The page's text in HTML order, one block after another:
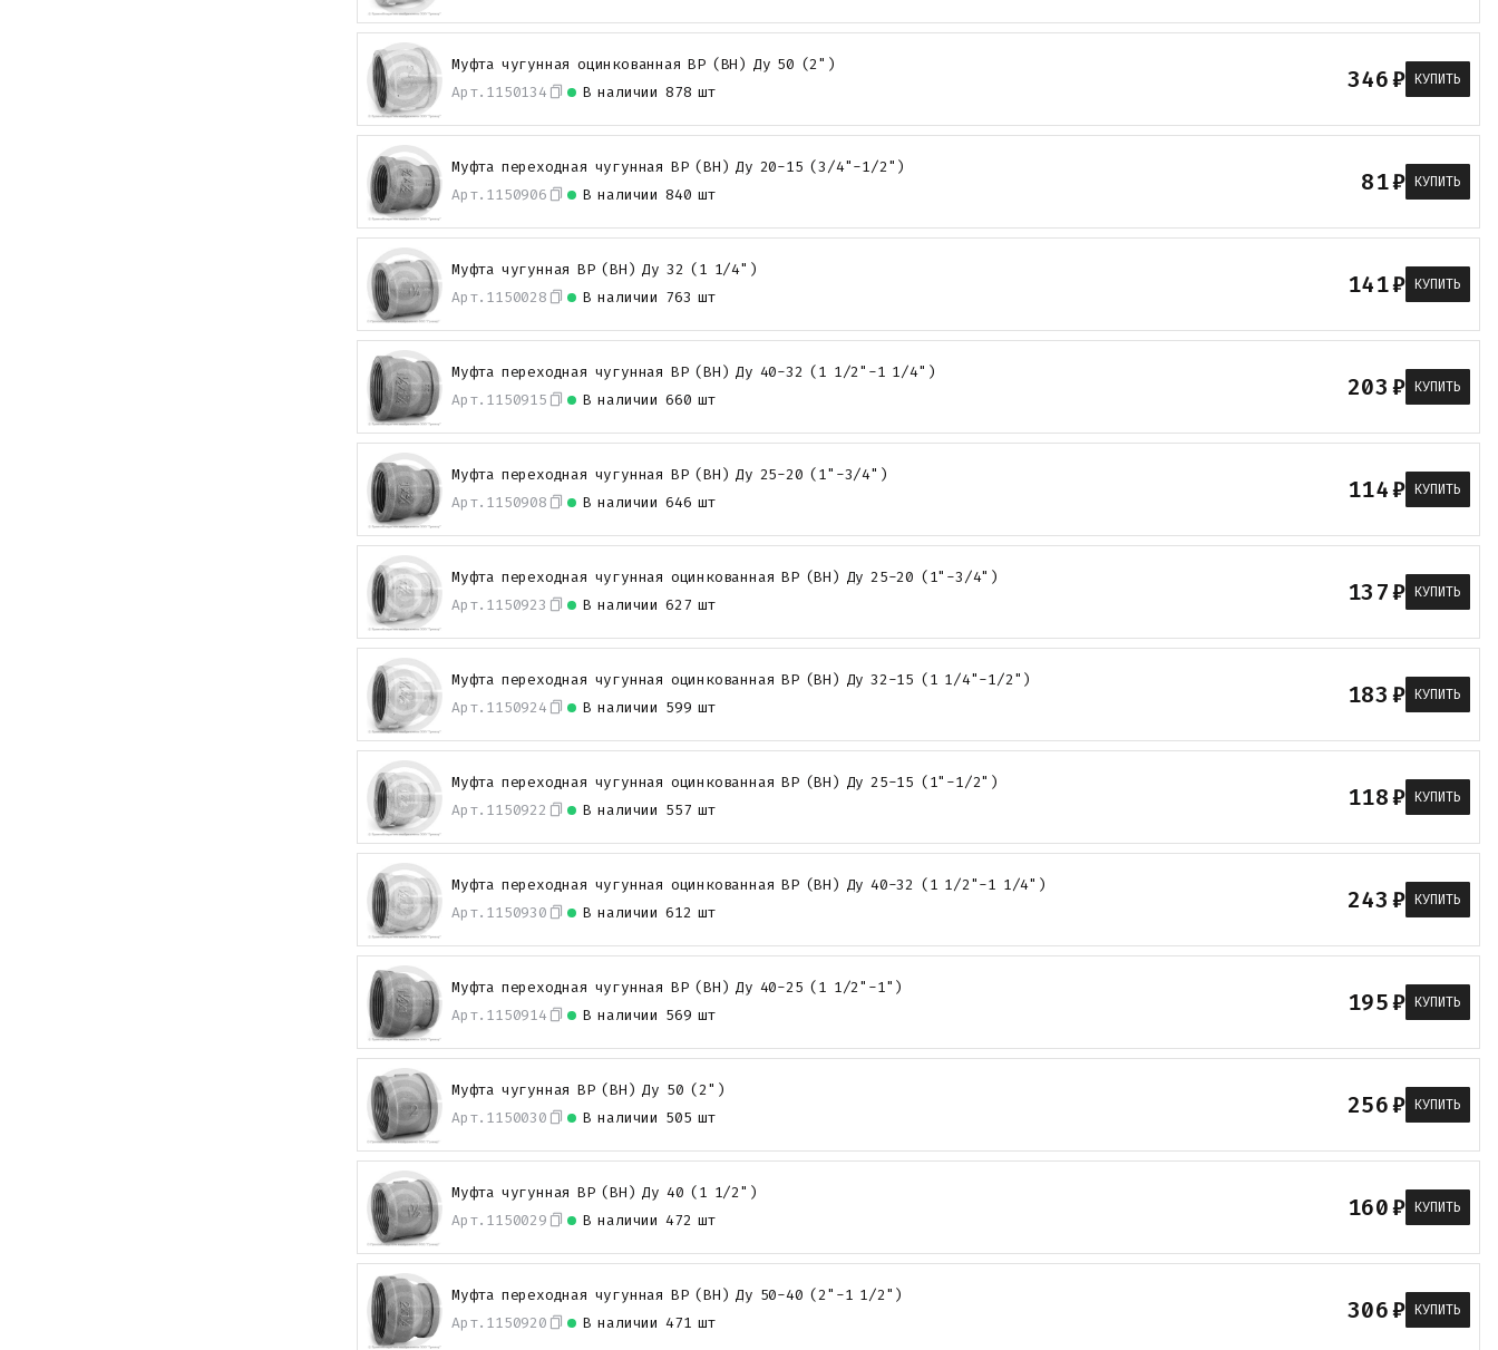
Арт. 1150134 В наличии 878 шт
Муфта чугунная оцинкованная ВР (ВН) Ду 50 (2")
346₽ КУПИТЬ
Арт. 1150906 В наличии 840 шт
Муфта переходная чугунная ВР (ВН) Ду 20-15 (3/4"-1/2")
81₽ КУПИТЬ
Арт. 1150028 В наличии 763 шт
Муфта чугунная ВР (ВН) Ду 32 (1 1/4")
141₽ КУПИТЬ
Арт. 1150915 В наличии 660 шт
Муфта переходная чугунная ВР (ВН) Ду 40-32 (1 1/2"-1 1/4")
203₽ КУПИТЬ
Арт. 1150908 В наличии 646 шт
Муфта переходная чугунная ВР (ВН) Ду 25-20 (1"-3/4")
114₽ КУПИТЬ
Арт. 1150923 В наличии 627 шт
Муфта переходная чугунная оцинкованная ВР (ВН) Ду 25-20 (1"-3/4")
137₽ КУПИТЬ
Арт. 1150924 В наличии 599 шт
Муфта переходная чугунная оцинкованная ВР (ВН) Ду 32-15 (1 1/4"-1/2")
183₽ КУПИТЬ
Арт. 1150922 В наличии 557 шт
Муфта переходная чугунная оцинкованная ВР (ВН) Ду 25-15 (1"-1/2")
118₽ КУПИТЬ
Арт. 1150930 В наличии 612 шт
Муфта переходная чугунная оцинкованная ВР (ВН) Ду 40-32 (1 1/2"-1 1/4")
243₽ КУПИТЬ
Арт. 1150914 В наличии 569 шт
Муфта переходная чугунная ВР (ВН) Ду 40-25 (1 1/2"-1")
195₽ КУПИТЬ
Арт. 1150030 В наличии 505 шт
Муфта чугунная ВР (ВН) Ду 50 (2")
256₽ КУПИТЬ
Арт. 1150029 В наличии 472 шт
Муфта чугунная ВР (ВН) Ду 40 (1 1/2")
160₽ КУПИТЬ
Арт. 1150920 В наличии 471 шт
Муфта переходная чугунная ВР (ВН) Ду 50-40 (2"-1 1/2")
306₽ КУПИТЬ